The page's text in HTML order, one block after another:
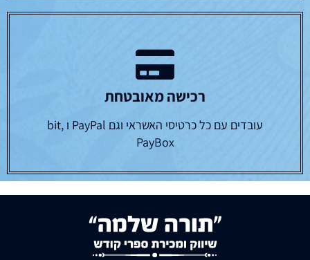
רכישה מאובטחת
עובדים עם כל כרטיסי האשראי וגם PayPal ו bit,
PayBox